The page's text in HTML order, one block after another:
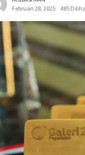
Februari 28, 2025
485